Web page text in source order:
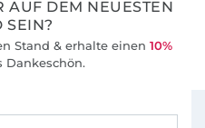
AUF DEM NEUESTEN
SEIN?
Stand & erhalte einen 10%
Dankeschön.